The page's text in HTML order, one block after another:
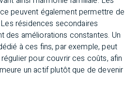
peuvent également permettre de
résidences secondaires
des améliorations constantes. Un
à ces fins, par exemple, peut
pour couvrir ces coûts, afin
un actif plutôt que de devenir